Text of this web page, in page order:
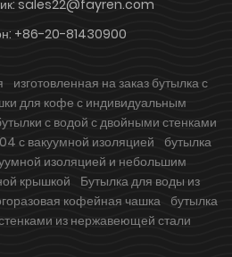
sales22@fayren.com
+86-20-81430900
изготовленная на заказ бутылка с
для кофе с индивидуальным
с водой с двойными стенками
с вакуумной изоляцией
бутылка
изоляцией и небольшим
крышкой
Бутылка для воды из
кофейная чашка бутылка
из нержавеющей стали